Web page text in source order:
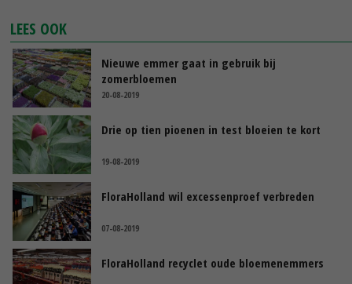
LEES OOK
Nieuwe emmer gaat in gebruik bij
zomerbloemen
20-08-2019
Drie op tien pioenen in test bloeien te kort
19-08-2019
FloraHolland wil excessenproef verbreden
07-08-2019
FloraHolland recyclet oude bloemenemmers